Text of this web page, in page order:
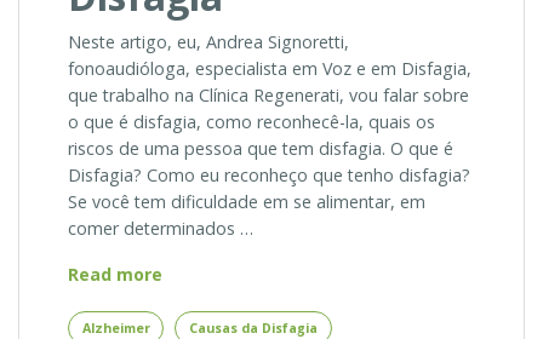
Neste artigo, eu, Andrea Signoretti,
fonoaudióloga, especialista em Voz e em Disfagia,
que trabalho na Clínica Regenerati, vou falar sobre
o que é disfagia, como reconhecê-la, quais os
riscos de uma pessoa que tem disfagia. O que é
Disfagia? Como eu reconheço que tenho disfagia?
Se você tem dificuldade em se alimentar, em
comer determinados …
Read more
O
Alzheimer Causas da Disfagia